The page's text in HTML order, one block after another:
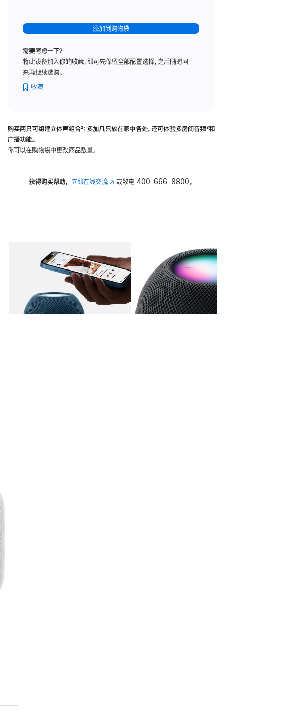
添加到购物袋
需要考虑一下？
将此设备加入你的收藏，即可先保留全部配置选择，之后随时回
来再继续选购。
收藏
购买两只可组建立体声组合脚
²；多加几只放在家中各处，还可体验多‍房‍间音频脚
³和
广播功能。
你可以在购物袋中更改商品数量。
获得购买帮助， 立即在线交流(在 或致电 400-666-8800。
图库 图像 4 图库 图像 5